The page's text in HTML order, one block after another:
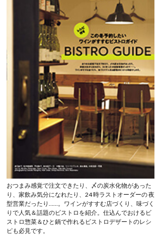
おつまみ感覚で注文できたり、〆の炭水化物があった
り、家飲み気分になれたり、24 時ラストオーダーの 夜
型営業だったり……。ワインがすすむ店づくり、味づく
りで人気＆話題のビストロを紹介。仕込んでおけるビ
ストロ惣菜＆ひと鍋で作れるビストロデザートのレシ
ピも必見です。